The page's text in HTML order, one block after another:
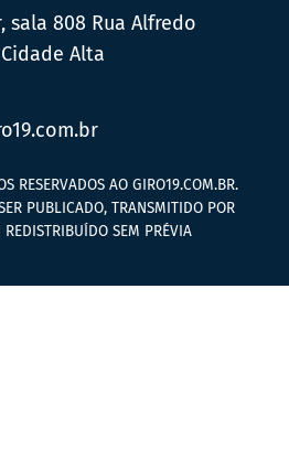
sala 808 Rua Alfredo
Alta
RESERVADOS AO GIRO19.COM.BR.
PUBLICADO, TRANSMITIDO POR
REDISTRIBUÍDO SEM PRÉVIA